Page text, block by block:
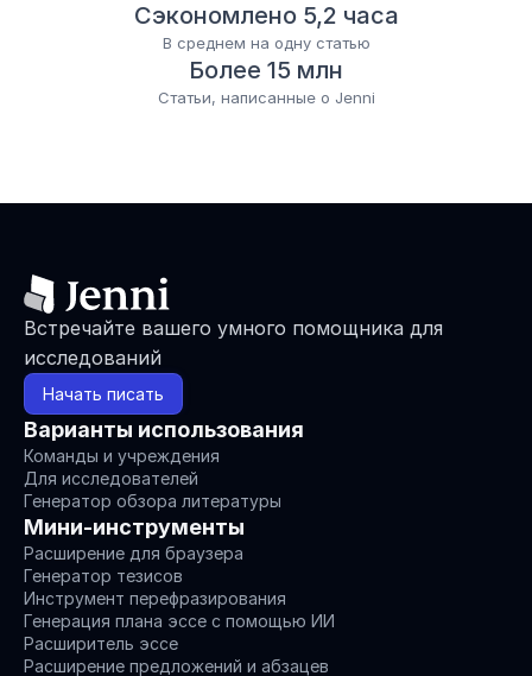
Сэкономлено 5,2 часа
В среднем на одну статью
Более 15 млн
Статьи, написанные о Jenni
Встречайте вашего умного помощника для
исследований
Начать писать
Варианты использования
Команды и учреждения
Для исследователей
Генератор обзора литературы
Мини-инструменты
Расширение для браузера
Генератор тезисов
Инструмент перефразирования
Генерация плана эссе с помощью ИИ
Расширитель эссе
Расширение предложений и абзацев